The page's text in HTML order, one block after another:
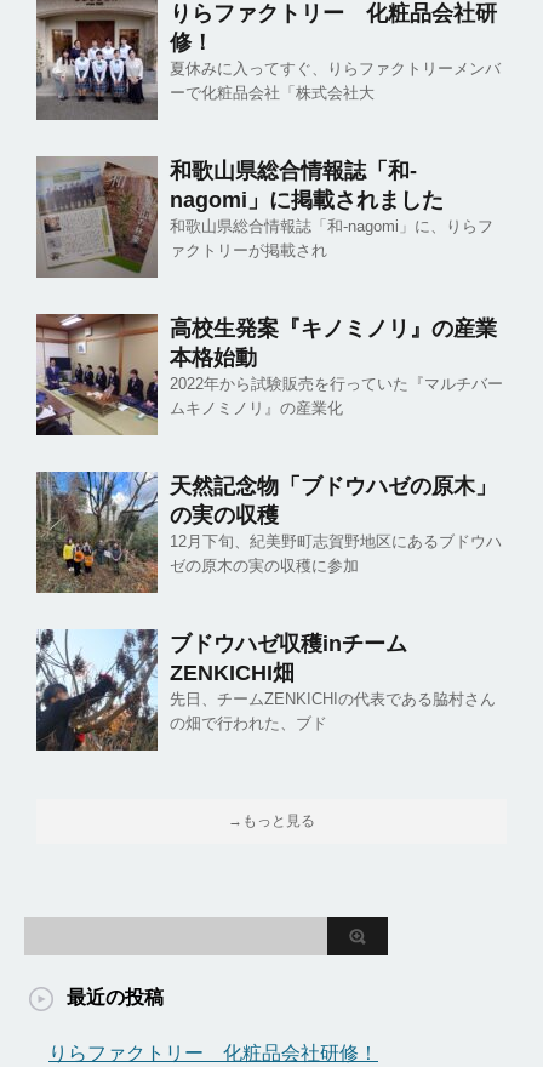
りらファクトリー 化粧品会社研
修！
夏休みに入ってすぐ、りらファクトリーメンバ
ーで化粧品会社「株式会社大
和歌山県総合情報誌「和-
nagomi」に掲載されました
和歌山県総合情報誌「和-nagomi」に、りらフ
ァクトリーが掲載され
高校生発案『キノミノリ』の産業
本格始動
2022年から試験販売を行っていた『マルチバー
ムキノミノリ』の産業化
天然記念物「ブドウハゼの原木」
の実の収穫
12月下旬、紀美野町志賀野地区にあるブドウハ
ゼの原木の実の収穫に参加
ブドウハゼ収穫inチーム
ZENKICHI畑
先日、チームZENKICHIの代表である脇村さん
の畑で行われた、ブド
→もっと見る
最近の投稿
りらファクトリー 化粧品会社研修！